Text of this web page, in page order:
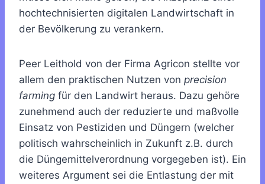
hochtechnisierten digitalen Landwirtschaft in
der Bevölkerung zu verankern.
Peer Leithold von der Firma Agricon stellte vor
allem den praktischen Nutzen von precision
farming für den Landwirt heraus. Dazu gehöre
zunehmend auch der reduzierte und maßvolle
Einsatz von Pestiziden und Düngern (welcher
politisch wahrscheinlich in Zukunft z.B. durch
die Düngemittelverordnung vorgegeben ist). Ein
weiteres Argument sei die Entlastung der mit